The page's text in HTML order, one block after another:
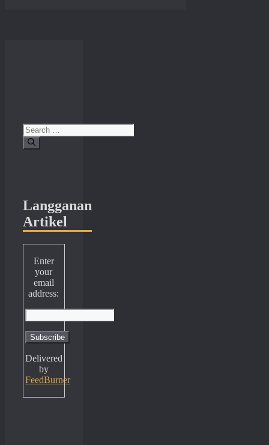
Search
for:
Langganan
Artikel
Enter
your
email
address:
Delivered
by
FeedBurner